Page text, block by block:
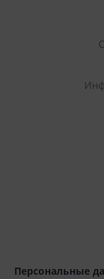
Персональные